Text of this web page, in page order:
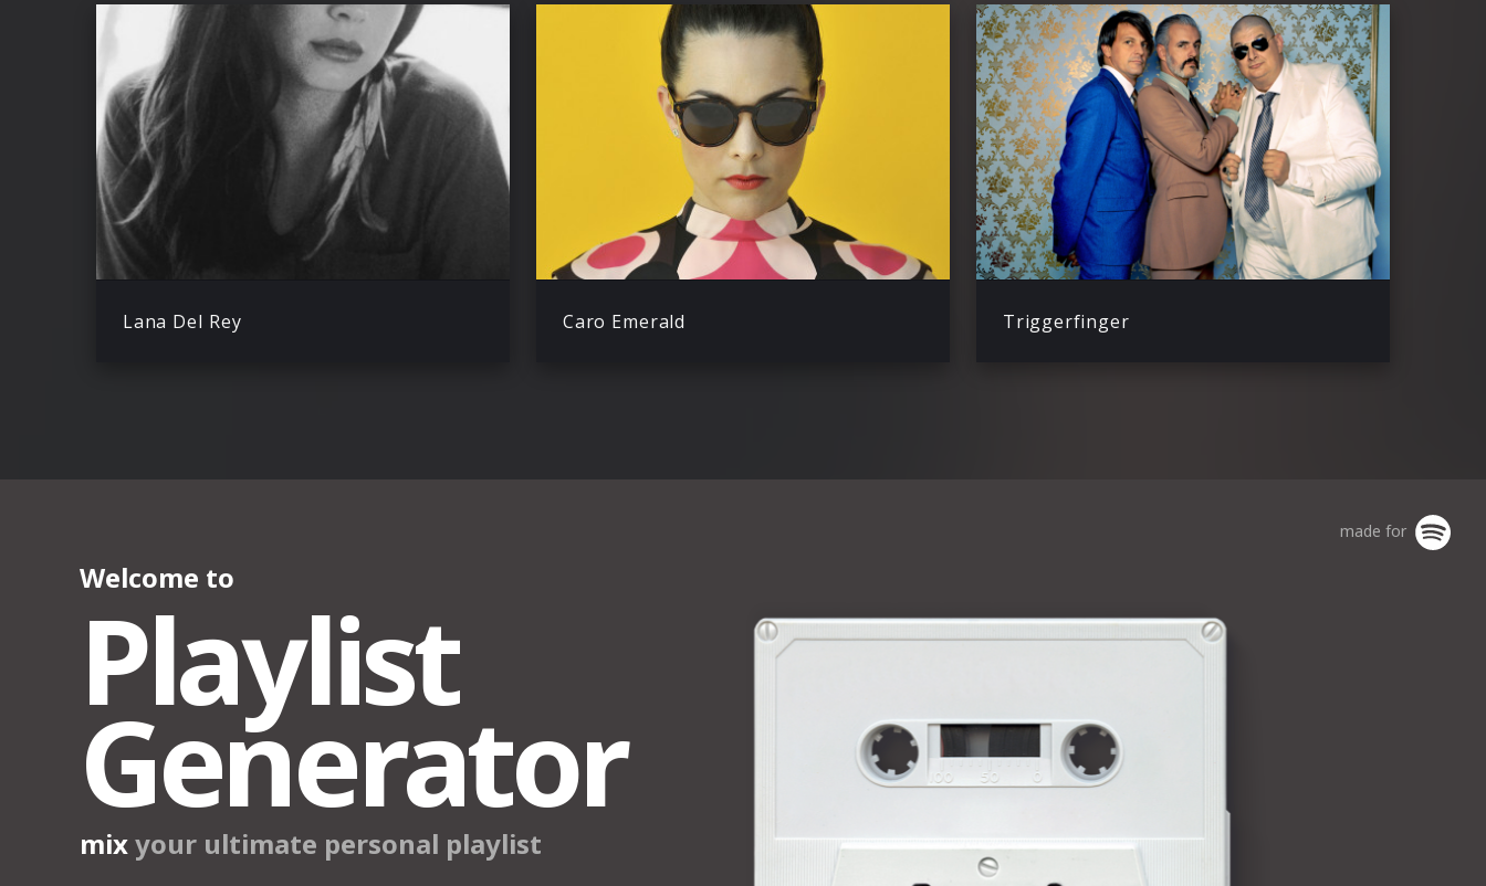
Lana Del Rey Caro Emerald Triggerfinger